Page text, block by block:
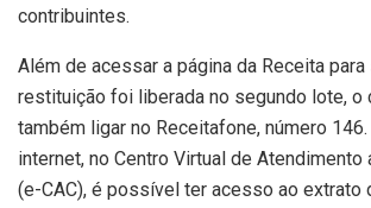
contribuintes.
Além de acessar a página da Receita
restituição foi liberada no segundo lote, o
também ligar no Receitafone, número
internet, no Centro Virtual de Atendimento
(e-CAC), é possível ter acesso ao extrato